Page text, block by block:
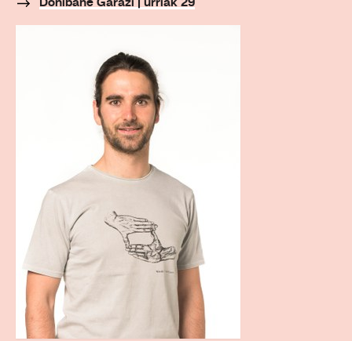
Donibane Garazi | urriak 29